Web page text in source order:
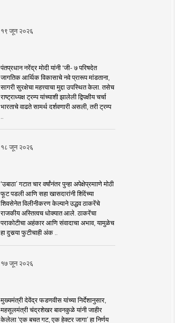
१९ जून २०२६
पंतप्रधान नरेंद्र मोदी यांनी 'जी- ७ परिषदेत
जागतिक आर्थिक विकासाचे नवे प्रारूप मांडताना,
सागरी सुरक्षेचा महत्त्वाचा मुद्दा उपस्थित केला. तसेच
राष्ट्राध्यक्ष ट्रम्प यांच्याशी झालेली द्विपक्षीय चर्चा
भारताचे वाढते सामर्थ दर्शवणारी असली, तरी ट्रम्प
१८ जून २०२६
‘उबाठा’ गटात चार वर्षांनंतर पुन्हा अपेक्षेप्रमााणे मोठी
फूट पडली आणि सहा खासदारांनी शिंदेंच्या
शिवसेनेत विलीनीकरण केल्याने उद्धव ठाकरेंचे
राजकीय अस्तित्वच धोक्यात आले. ठाकरेंचा
पराकोटीचा अहंकार आणि संवादाचा अभाव, यामुळेच
हा दुसर्‍या फुटीचाही अंक ..
१७ जून २०२६
मुख्यमंत्री देवेंद्र फडणवीस यांच्या निर्देशानुसार,
महसूलमंत्री चंद्रशेखर बावनकुळे यांनी जाहीर
केलेला ‘एक बचत गट, एक हेक्टर जागा’ हा निर्णय